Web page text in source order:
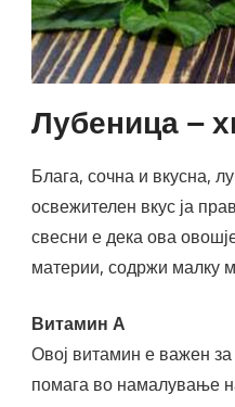
Лубеница –
Блага, сочна и вкусна,
освежителен вкус ја
свесни е дека ова
материи, содржи малку
Витамин А
Овој витамин е важен за
помага во намалување